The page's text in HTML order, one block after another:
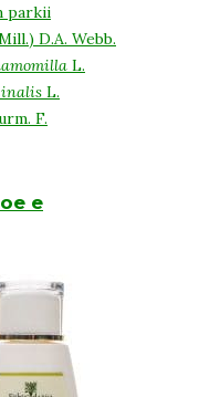
parkii
D.A. Webb.
L.
L.
F.
e